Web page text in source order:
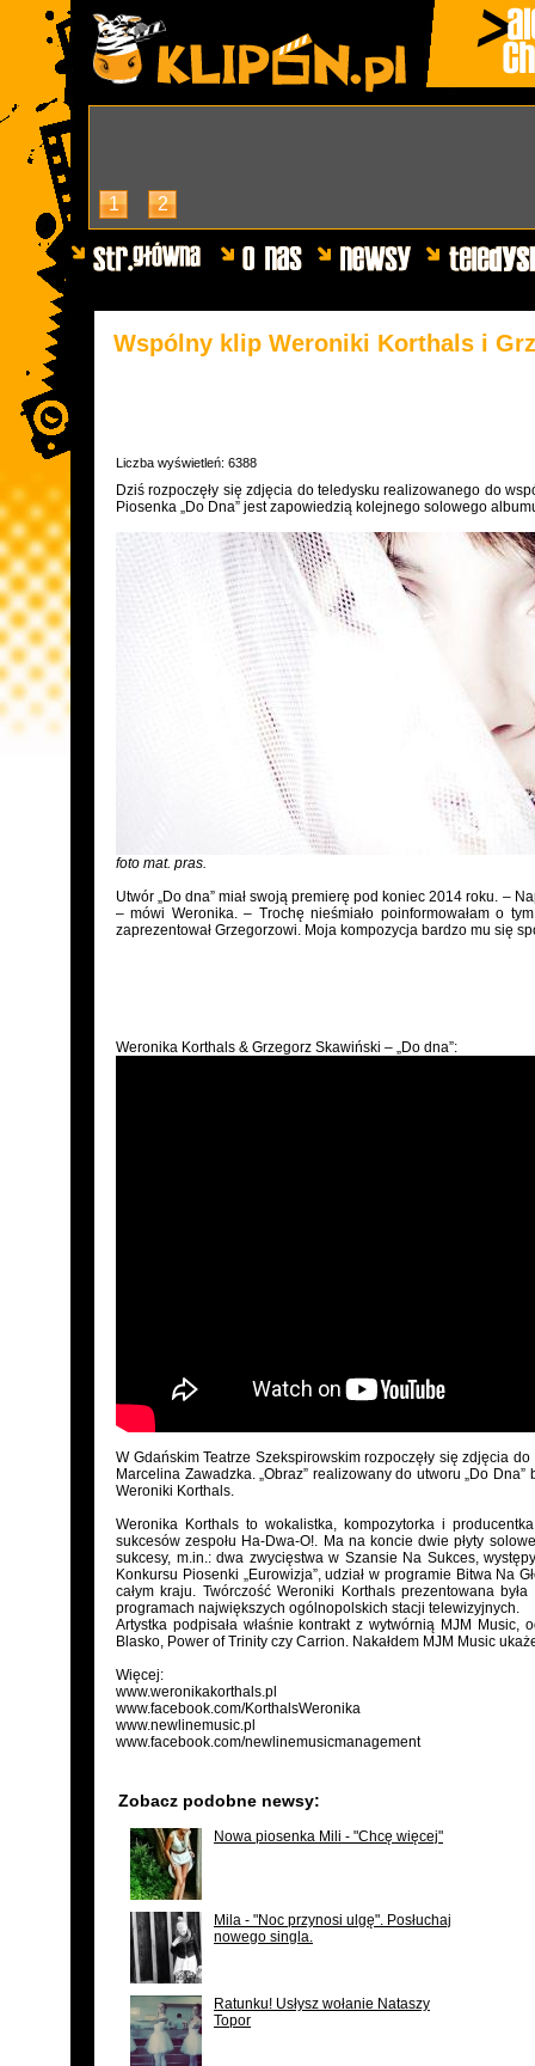
1 2
Wspólny klip Weroniki Korthals i
Liczba wyświetleń: 6388
Dziś rozpoczęły się zdjęcia do teledysku realizowanego do
Piosenka „Do Dna” jest zapowiedzią kolejnego solowego
foto mat. pras.
Utwór „Do dna” miał swoją premierę pod koniec 2014 roku. –
– mówi Weronika. – Trochę nieśmiało poinformowałam o
zaprezentował Grzegorzowi. Moja kompozycja bardzo mu się
Weronika Korthals & Grzegorz Skawiński – „Do dna”:
W Gdańskim Teatrze Szekspirowskim rozpoczęły się zdjęcia
Marcelina Zawadzka. „Obraz” realizowany do utworu „Do
Weroniki Korthals.
Weronika Korthals to wokalistka, kompozytorka i
sukcesów zespołu Ha-Dwa-O!. Ma na koncie dwie płyty
sukcesy, m.in.: dwa zwycięstwa w Szansie Na Sukces,
Konkursu Piosenki „Eurowizja”, udział w programie Bitwa Na
całym kraju. Twórczość Weroniki Korthals prezentowana
programach największych ogólnopolskich stacji telewizyjnych.
Artystka podpisała właśnie kontrakt z wytwórnią MJM
Blasko, Power of Trinity czy Carrion. Nakałdem MJM Music
Więcej:
www.weronikakorthals.pl
www.facebook.com/KorthalsWeronika
www.newlinemusic.pl
www.facebook.com/newlinemusicmanagement
Zobacz podobne newsy:
Nowa piosenka Mili - "Chcę więcej"
Mila - "Noc przynosi ulgę". Posłuchaj
nowego singla.
Ratunku! Usłysz wołanie Nataszy
Topor